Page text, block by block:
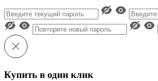
Купить в один клик